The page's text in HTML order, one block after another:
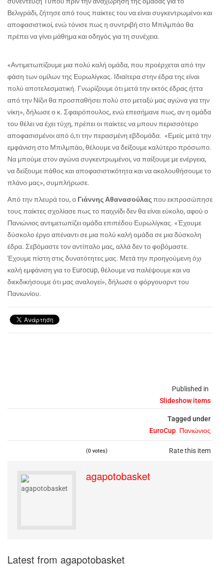
Published in
Slideshow items
Tagged under
EuroCup Πανιώνιος
Rate this item
(0 votes)
Βελιγράδι, ζήτησε από τους παίκτες του να είναι συγκεντρωμένοι και
αποφασιστικοί, ενώ τόνισε πως η συντριβή στο Μπιλμπάο θα
πρέπει να γίνει μάθημα και οδηγός για τη συνέχεια.
«Αντιμετωπίζουμε μια πολύ καλή ομάδα, που προέρχεται από την
φάση των ομίλων της Ευρωλίγκας. Ιδιαίτερα στην έδρα της είναι
πολύ αποτελεσματική. Γνωρίζουμε ότι μετά την εκτός έδρας ήττα
από την Νίζνι θα προσπαθήσει πολύ στο μεταξύ μας αγώνα για την
νίκη», δήλωσε ο κ. Σφαιρόπουλος, ενώ επεσήμανε πως, αν η ομάδα
του θέλει να έχει τύχη, πρέπει οι παίκτες να μπουν περισσότερο
αποφασισμένοι από ό,τι την περασμένη εβδομάδα. «Εμείς μετά την
εμφάνιση στο Μπιλμπάο, θέλουμε να δείξουμε καλύτερο πρόσωπο.
Να μπούμε στον αγώνα συγκεντρωμένοι, να παίξουμε με ενέργεια,
να δείξουμε πάθος και αποφασιστικότητα και να ακολουθήσουμε το
πλάνο μας», συμπλήρωσε.
Από την πλευρά του, ο Γιάννης Αθανασούλαςπου εκπροσώπησε
τους παίκτες σχολίασε πως το παιχνίδι δεν θα είναι εύκολο, αφού ο
Πανιώνιος αντιμετωπίζει ομάδα επιπέδου Ευρωλίγκας. «Έχουμε
δύσκολο έργο απέναντι σε μια πολύ καλή ομάδα σε μια δύσκολη
έδρα. Σεβόμαστε τον αντίπαλο μας, αλλά δεν το φοβόμαστε.
Έχουμε πίστη στις δυνατότητες μας. Μετά την προηγούμενη όχι
καλή εμφάνιση για το Eurocup, θέλουμε να παλέψουμε και να
διεκδικήσουμε ότι μας αναλογεί», δήλωσε ο φόργουορντ του
Πανιωνίου.
agapotobasket
Latest from agapotobasket